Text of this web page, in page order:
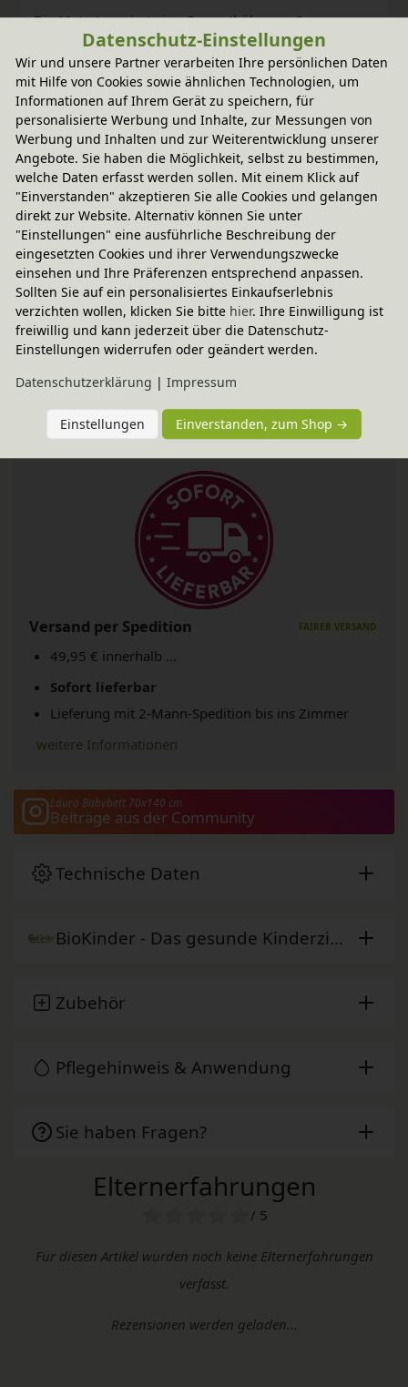
Die Matratze misst eine Gesamthöhe von 9 cm.
Die Ummantelung der hochwertigen Matratze ist
wählbar mit Schafschurwolle aus kontrolliert
biologischer Tierhaltung oder Baumwolle aus
kontrolliert biologischem Anbau.
Schafschurwollewärmt im Winter und kühlt im
Sommer. Schafwolle wirkt außerdem klimatisierend
und hat natürliche antibakterielle Eigenschaften.
Baumwolleaus kontrolliert biologischem Anbau
hingegen ist besonders gut für Allergiker geeignet.
Außerdem ist Baumwolle feuchtigkeitsausgleichend,
atmungsaktiv und hautfreundlich. Diese Variante der
Matratze ist vegan und enthält keine tierischen
Bestandteile.
Versand per Spedition
49,95 € innerhalb ...
Sofort lieferbar
Lieferung mit 2-Mann-Spedition bis ins Zimmer
weitere Informationen
Laura Babybett 70x140 cm
Beiträge aus der Community
Technische Daten
BioKinder - Das gesunde Kinderzimmer
Zubehör
Pflegehinweis & Anwendung
Sie haben Fragen?
Elternerfahrungen
/ 5
Für diesen Artikel wurden noch keine Elternerfahrungen
verfasst.
Rezensionen werden geladen...
Datenschutz-Einstellungen
Wir und unsere Partner verarbeiten Ihre persönlichen Daten
mit Hilfe von Cookies sowie ähnlichen Technologien, um
Informationen auf Ihrem Gerät zu speichern, für
personalisierte Werbung und Inhalte, zur Messungen von
Werbung und Inhalten und zur Weiterentwicklung unserer
Angebote. Sie haben die Möglichkeit, selbst zu bestimmen,
welche Daten erfasst werden sollen. Mit einem Klick auf
"Einverstanden" akzeptieren Sie alle Cookies und gelangen
direkt zur Website. Alternativ können Sie unter
"Einstellungen" eine ausführliche Beschreibung der
eingesetzten Cookies und ihrer Verwendungszwecke
einsehen und Ihre Präferenzen entsprechend anpassen.
Sollten Sie auf ein personalisiertes Einkaufserlebnis
verzichten wollen, klicken Sie bitte hier. Ihre Einwilligung ist
freiwillig und kann jederzeit über die Datenschutz-
Einstellungen widerrufen oder geändert werden.
Daten­schutz­erklärung | Impressum
Einstellungen Einverstanden, zum Shop →